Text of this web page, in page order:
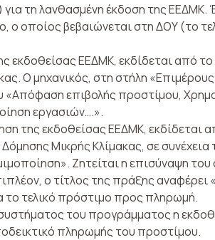
τη λανθασμένη έκδοση της ΕΕΔΜΚ.
ο οποίος βεβαιώνεται στη ΔΟΥ (το
ΕΕΔΜΚ, εκδίδεται από
Ο μηχανικός, στη στήλη
«Απόφαση επιβολής προστίμου,
εργασιών….».
της εκδοθείσας ΕΕΔΜΚ, εκδίδεται
Μικρής Κλίμακας, σε
Ζητείται η επισύναψη
ο τίτλος της πράξης αναφέρει
το τελικό πρόστιμο προς πληρωμή.
του προγράμματος η
πληρωμής του προστίμου.